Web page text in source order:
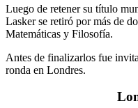
Luego de retener su título
Lasker se retiró por más de
Matemáticas y Filosofía.
Antes de finalizarlos fue
ronda en Londres.